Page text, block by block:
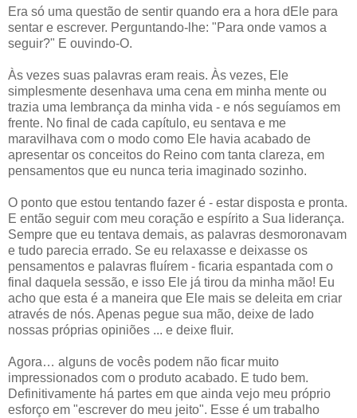
Era só uma questão de sentir quando era a hora dEle para
sentar e escrever. Perguntando-lhe: "Para onde vamos a
seguir?" E ouvindo-O.
Às vezes suas palavras eram reais. Às vezes, Ele
simplesmente desenhava uma cena em minha mente ou
trazia uma lembrança da minha vida - e nós seguíamos em
frente. No final de cada capítulo, eu sentava e me
maravilhava com o modo como Ele havia acabado de
apresentar os conceitos do Reino com tanta clareza, em
pensamentos que eu nunca teria imaginado sozinho.
O ponto que estou tentando fazer é - estar disposta e pronta.
E então seguir com meu coração e espírito a Sua liderança.
Sempre que eu tentava demais, as palavras desmoronavam
e tudo parecia errado. Se eu relaxasse e deixasse os
pensamentos e palavras fluírem - ficaria espantada com o
final daquela sessão, e isso Ele já tirou da minha mão! Eu
acho que esta é a maneira que Ele mais se deleita em criar
através de nós. Apenas pegue sua mão, deixe de lado
nossas próprias opiniões ... e deixe fluir.
Agora… alguns de vocês podem não ficar muito
impressionados com o produto acabado. E tudo bem.
Definitivamente há partes em que ainda vejo meu próprio
esforço em "escrever do meu jeito". Esse é um trabalho